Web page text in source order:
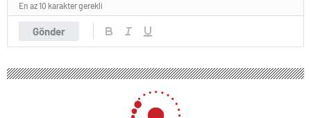
Gönder
En az 10 karakter gerekli